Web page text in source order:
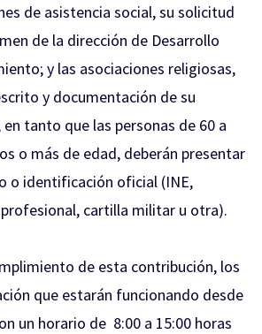
de asistencia social, su solicitud
de la dirección de Desarrollo
y las asociaciones religiosas,
y documentación de su
tanto que las personas de 60 a
o más de edad, deberán presentar
o identificación oficial (INE,
cartilla militar u otra).
de esta contribución, los
que estarán funcionando desde
un horario de 8:00 a 15:00 horas